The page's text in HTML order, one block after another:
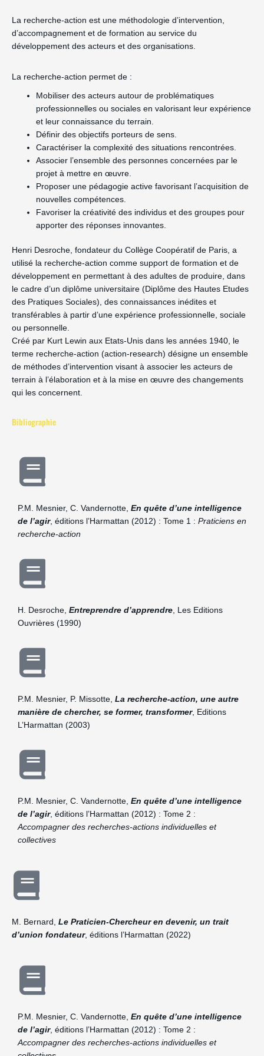
La recherche-action est une méthodologie d’intervention,
d’accompagnement et de formation au service du
développement des acteurs et des organisations.
La recherche-action permet de :
Mobiliser des acteurs autour de problématiques
professionnelles ou sociales en valorisant leur expérience
et leur connaissance du terrain.
Définir des objectifs porteurs de sens.
Caractériser la complexité des situations rencontrées.
Associer l’ensemble des personnes concernées par le
projet à mettre en œuvre.
Proposer une pédagogie active favorisant l’acquisition de
nouvelles compétences.
Favoriser la créativité des individus et des groupes pour
apporter des réponses innovantes.
Henri Desroche, fondateur du Collège Coopératif de Paris, a
utilisé la recherche-action comme support de formation et de
développement en permettant à des adultes de produire, dans
le cadre d’un diplôme universitaire (Diplôme des Hautes Etudes
des Pratiques Sociales), des connaissances inédites et
transférables à partir d’une expérience professionnelle, sociale
ou personnelle.
Créé par Kurt Lewin aux Etats-Unis dans les années 1940, le
terme recherche-action (action-research) désigne un ensemble
de méthodes d’intervention visant à associer les acteurs de
terrain à l’élaboration et à la mise en œuvre des changements
qui les concernent.
Bibliographie
P.M. Mesnier, C. Vandernotte, En quête d’une intelligence
de l’agir, éditions l’Harmattan (2012) : Tome 1 : Praticiens en
recherche-action
H. Desroche, Entreprendre d’apprendre, Les Editions
Ouvrières (1990)
P.M. Mesnier, P. Missotte, La recherche-action, une autre
manière de chercher, se former, transformer, Editions
L’Harmattan (2003)
P.M. Mesnier, C. Vandernotte, En quête d’une intelligence
de l’agir, éditions l’Harmattan (2012) : Tome 2 :
Accompagner des recherches-actions individuelles et
collectives
M. Bernard, Le Praticien-Chercheur en devenir, un trait
d’union fondateur, éditions l’Harmattan (2022)
P.M. Mesnier, C. Vandernotte, En quête d’une intelligence
de l’agir, éditions l’Harmattan (2012) : Tome 2 :
Accompagner des recherches-actions individuelles et